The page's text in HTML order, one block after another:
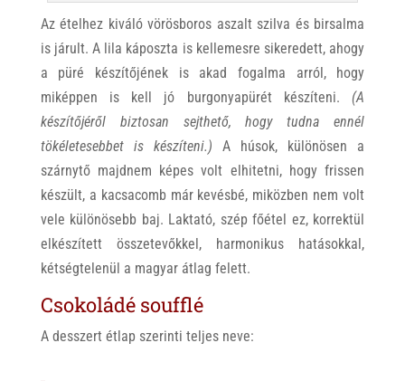
Az ételhez kiváló vörösboros aszalt szilva és birsalma
is járult. A lila káposzta is kellemesre sikeredett, ahogy
a püré készítőjének is akad fogalma arról, hogy
miképpen is kell jó burgonyapürét készíteni. (A
készítőjéről biztosan sejthető, hogy tudna ennél
tökéletesebbet is készíteni.) A húsok, különösen a
szárnytő majdnem képes volt elhitetni, hogy frissen
készült, a kacsacomb már kevésbé, miközben nem volt
vele különösebb baj. Laktató, szép főétel ez, korrektül
elkészített összetevőkkel, harmonikus hatásokkal,
kétségtelenül a magyar átlag felett.
Csokoládé soufflé
A desszert étlap szerinti teljes neve: